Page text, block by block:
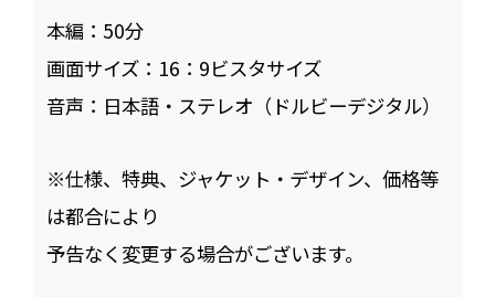
本編： 50
画面サイズ： 16：9ビスタサイズ
音声： 日本語・ステレオ（ドルビーデジタル）
※仕様、特典、ジャケット・デザイン、価格等
は都合により
予告なく変更する場合がございます。